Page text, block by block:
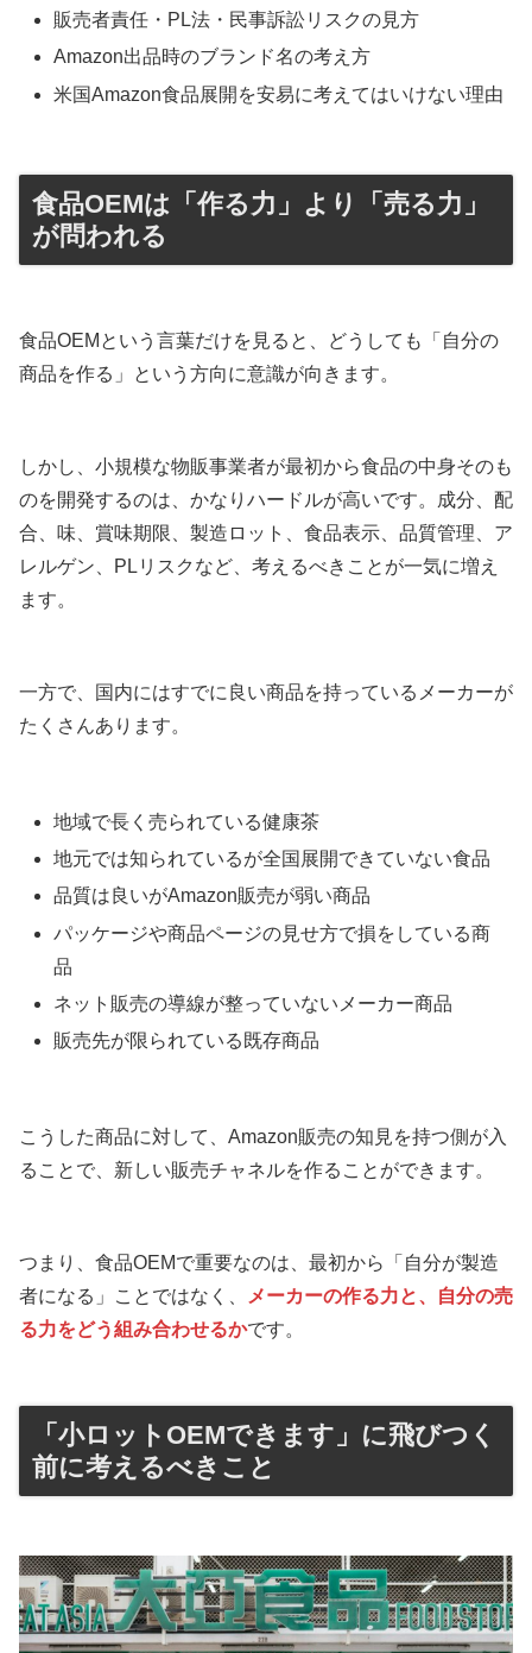
販売者責任・PL法・民事訴訟リスクの見方
Amazon出品時のブランド名の考え方
米国Amazon食品展開を安易に考えてはいけない理由
食品OEMは「作る力」より「売る力」
が問われる
食品OEMという言葉だけを見ると、どうしても「自分の
商品を作る」という方向に意識が向きます。
しかし、小規模な物販事業者が最初から食品の中身そのも
のを開発するのは、かなりハードルが高いです。成分、配
合、味、賞味期限、製造ロット、食品表示、品質管理、ア
レルゲン、PLリスクなど、考えるべきことが一気に増え
ます。
一方で、国内にはすでに良い商品を持っているメーカーが
たくさんあります。
地域で長く売られている健康茶
地元では知られているが全国展開できていない食品
品質は良いがAmazon販売が弱い商品
パッケージや商品ページの見せ方で損をしている商
品
ネット販売の導線が整っていないメーカー商品
販売先が限られている既存商品
こうした商品に対して、Amazon販売の知見を持つ側が入
ることで、新しい販売チャネルを作ることができます。
つまり、食品OEMで重要なのは、最初から「自分が製造
者になる」ことではなく、
メーカーの作る力と、自分の売
る力をどう組み合わせるかです。
「小ロットOEMできます」に飛びつく
前に考えるべきこと